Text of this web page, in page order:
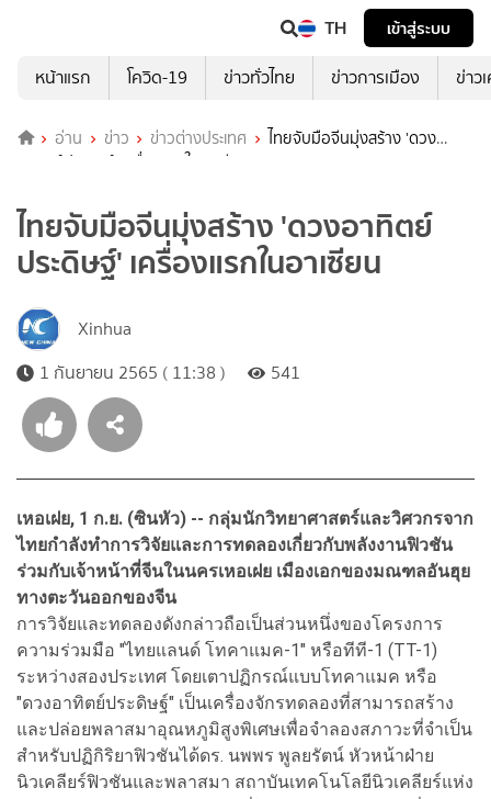
TH
เข้าสู่ระบบ
หน้าแรก
โควิด-19 ข่าวทั่วไทย ข่าวการเมือง ข่าว
อ่าน ข่าว ข่าวต่างประเทศ
ไทยจับมือจีนมุ่งสร้าง 'ดวง
อาทิตย์ประดิษฐ์' เครื่องแรกในอาเซียน
ไทยจับมือจีนมุ่งสร้าง 'ดวงอาทิตย์
ประดิษฐ์' เครื่องแรกในอาเซียน
Xinhua
1 กันยายน 2565 ( 11:38 )
541
เหอเฝย, 1 ก.ย. (ซินหัว) -- กลุ่มนักวิทยาศาสตร์และวิศวกรจาก
ไทยกำลังทำการวิจัยและการทดลองเกี่ยวกับพลังงานฟิวชัน
ร่วมกับเจ้าหน้าที่จีนในนครเหอเฝย เมืองเอกของมณฑลอันฮุย
ทางตะวันออกของจีน
การวิจัยและทดลองดังกล่าวถือเป็นส่วนหนึ่งของโครงการ
ความร่วมมือ "ไทยแลนด์ โทคาแมค-1" หรือทีที-1 (TT-1)
ระหว่างสองประเทศ โดยเตาปฏิกรณ์แบบโทคาแมค หรือ
"ดวงอาทิตย์ประดิษฐ์" เป็นเครื่องจักรทดลองที่สามารถสร้าง
และปล่อยพลาสมาอุณหภูมิสูงพิเศษเพื่อจำลองสภาวะที่จำเป็น
สำหรับปฏิกิริยาฟิวชันได้ดร. นพพร พูลยรัตน์ หัวหน้าฝ่าย
นิวเคลียร์ฟิวชันและพลาสมา สถาบันเทคโนโลยีนิวเคลียร์แห่ง